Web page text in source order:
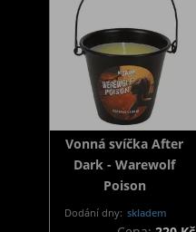
Vonná svíčka After
Dark - Warewolf
Poison
Dodání dny: skladem